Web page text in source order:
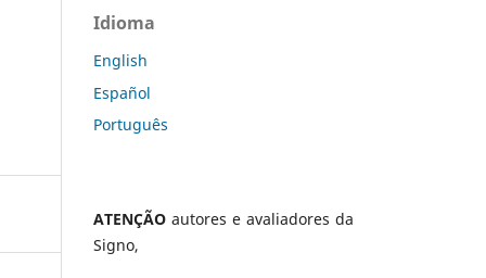
Idioma
English
Español
Português
ATENÇÃO autores e avaliadores da
Signo,